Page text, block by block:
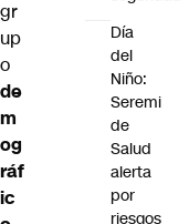
gr
up
o
de
m
og
ráf
ic
Día
del
Niño:
Seremi
de
Salud
alerta
por
riesgos